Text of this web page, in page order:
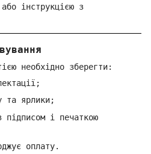
інструкцією з
необхідно зберегти:
та ярлики;
підписом і печаткою
оплату.